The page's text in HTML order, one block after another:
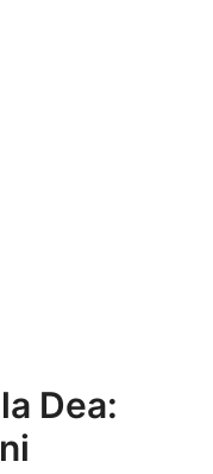
Dea: